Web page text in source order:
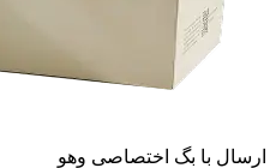
ارسال با بگ اختصاصی وهو